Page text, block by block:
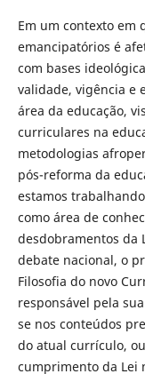
Em um contexto em
emancipatórios é
com bases
validade, vigência e
área da educação,
curriculares na
metodologias
pós-reforma da
estamos
como área de
desdobramentos da
debate nacional, o
Filosofia do novo
responsável pela
se nos conteúdos
do atual currículo,
cumprimento da Lei